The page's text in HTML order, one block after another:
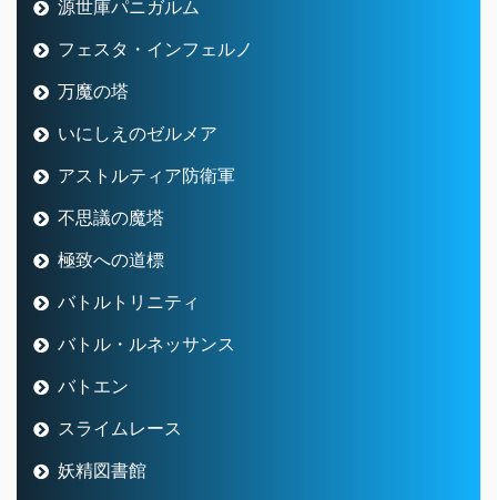
源世庫パニガルム
フェスタ・インフェルノ
万魔の塔
いにしえのゼルメア
アストルティア防衛軍
不思議の魔塔
極致への道標
バトルトリニティ
バトル・ルネッサンス
バトエン
スライムレース
妖精図書館